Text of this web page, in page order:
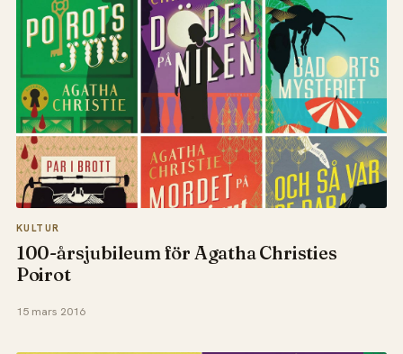
KULTUR
100-årsjubileum för Agatha Christies
Poirot
15 mars 2016